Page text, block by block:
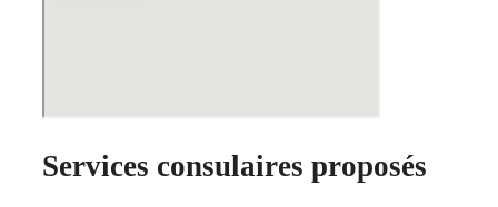
Services consulaires proposés